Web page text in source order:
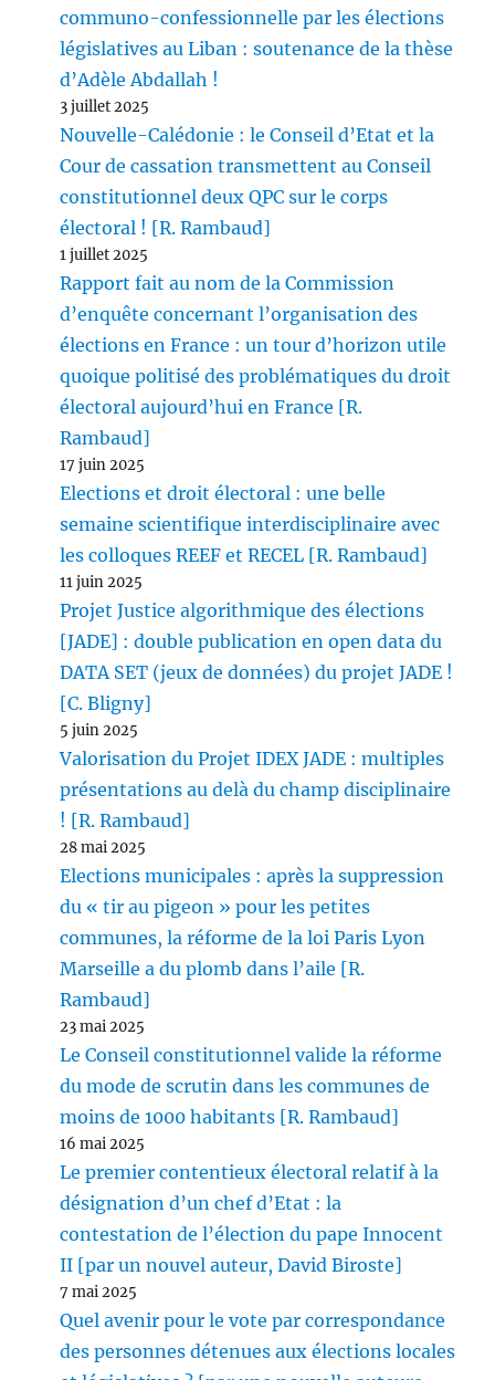
communo-confessionnelle par les élections
législatives au Liban : soutenance de la thèse
d’Adèle Abdallah !
3 juillet 2025
Nouvelle-Calédonie : le Conseil d’Etat et la
Cour de cassation transmettent au Conseil
constitutionnel deux QPC sur le corps
électoral ! [R. Rambaud]
1 juillet 2025
Rapport fait au nom de la Commission
d’enquête concernant l’organisation des
élections en France : un tour d’horizon utile
quoique politisé des problématiques du droit
électoral aujourd’hui en France [R.
Rambaud]
17 juin 2025
Elections et droit électoral : une belle
semaine scientifique interdisciplinaire avec
les colloques REEF et RECEL [R. Rambaud]
11 juin 2025
Projet Justice algorithmique des élections
[JADE] : double publication en open data du
DATA SET (jeux de données) du projet JADE !
[C. Bligny]
5 juin 2025
Valorisation du Projet IDEX JADE : multiples
présentations au delà du champ disciplinaire
! [R. Rambaud]
28 mai 2025
Elections municipales : après la suppression
du « tir au pigeon » pour les petites
communes, la réforme de la loi Paris Lyon
Marseille a du plomb dans l’aile [R.
Rambaud]
23 mai 2025
Le Conseil constitutionnel valide la réforme
du mode de scrutin dans les communes de
moins de 1000 habitants [R. Rambaud]
16 mai 2025
Le premier contentieux électoral relatif à la
désignation d’un chef d’Etat : la
contestation de l’élection du pape Innocent
II [par un nouvel auteur, David Biroste]
7 mai 2025
Quel avenir pour le vote par correspondance
des personnes détenues aux élections locales